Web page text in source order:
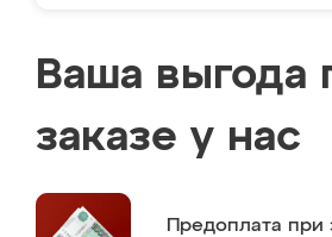
Ваша выгода
заказе у нас
Предоплата при